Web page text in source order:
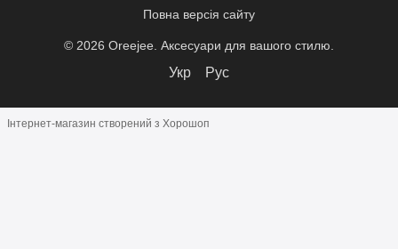
Повна версія сайту
© 2026 Oreejee. Аксесуари для вашого стилю.
Укр Рус
Інтернет-магазин створений з Хорошоп